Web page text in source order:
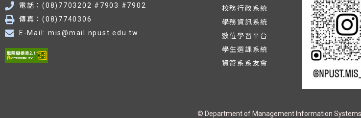
專家、資訊安全專家
電話：(08)7703202 #7903 #7902
傳真：(08)7740306
E-Mail: mis@mail.npust.edu.tw
校務行政系統
學務資訊系統
數位學習平台
學生選課系統
資管系系友會
© Department of Management Information Systems